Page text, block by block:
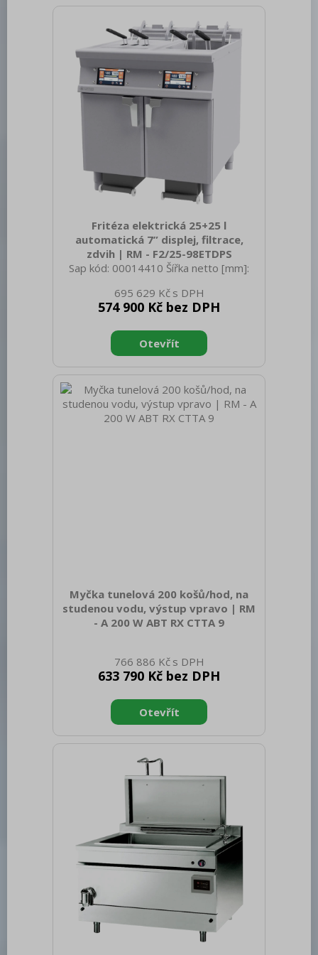
[kg]: 343.00 Typ spotřebiče: Elektrické
zařízení Typ ovládání: Digitální Materiál:
AISI 304 Příkon elektrický [kW]: 15.900
Napájení: 400 V / 3N - 50 Hz Počet
programů: 11 Otevírání zařízení:
Fritéza elektrická 25+25 l
automatická 7” displej, filtrace,
zdvih | RM - F2/25-98ETDPS
Sap kód: 00014410 Šířka netto [mm]:
netto [mm]: 900 Hmotnost netto [kg]:
150.00 Šířka brutto [mm]: 830 Hloubka
1110 Hmotnost brutto [kg]: 166.00 Typ
spotřebiče: Elektrické zařízení
Konstruční typ zařízení: S podestavbou
Příkon elektrický [kW]: 45.300 Napájení:
400 V / 3N - 50 Hz Stupeň krytí
ovládacích prvků: IPX5 Vnější barva
zařízení: Nerezové Materiál: AISI 304
695 629 Kč
574 900 Kč bez DPH
Myčka tunelová 200 košů/hod, na
studenou vodu, výstup vpravo | RM
- A 200 W ABT RX CTTA 9
766 886 Kč
633 790 Kč bez DPH